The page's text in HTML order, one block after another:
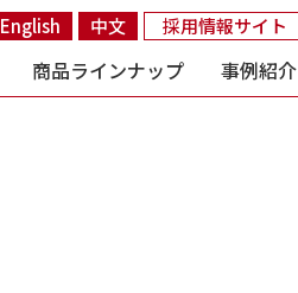
English 中文 採用情報サイト
商品ラインナップ 事例紹介